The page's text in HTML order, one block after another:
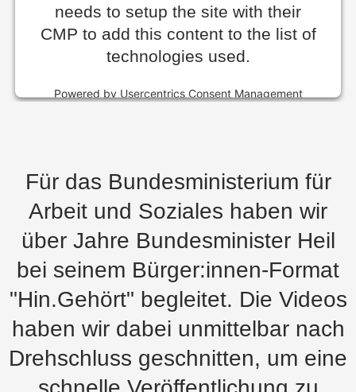
needs to setup the site with their
CMP to add this content to the list of
technologies used.
Powered by Usercentrics Consent Management
Für das Bundesministerium für
Arbeit und Soziales haben wir
über Jahre Bundesminister Heil
bei seinem Bürger:innen-Format
"Hin.Gehört" begleitet. Die Videos
haben wir dabei unmittelbar nach
Drehschluss geschnitten, um eine